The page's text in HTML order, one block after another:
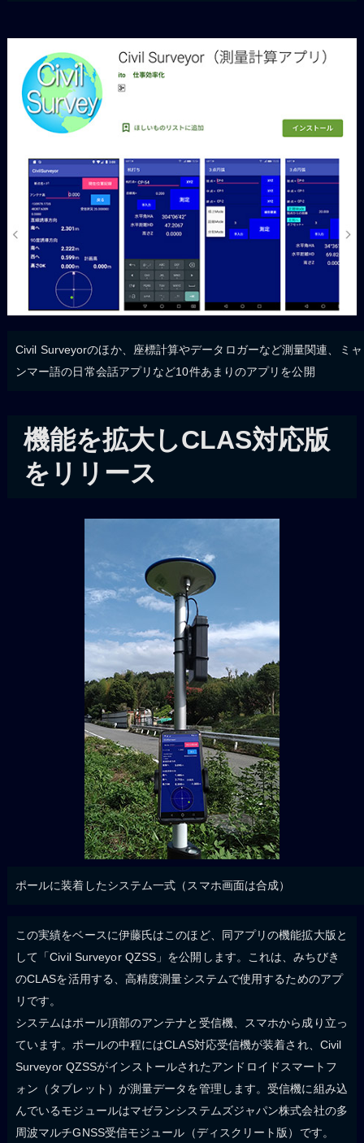
Civil Surveyorのほか、座標計算やデータロガーなど測量関連、ミャ
ンマー語の日常会話アプリなど10件あまりのアプリを公開
機能を拡大しCLAS対応版
をリリース
ポールに装着したシステム一式（スマホ画面は合成）
この実績をベースに伊藤氏はこのほど、同アプリの機能拡大版と
して「Civil Surveyor QZSS」を公開します。これは、みちびき
のCLASを活用する、高精度測量システムで使用するためのアプ
リです。
システムはポール頂部のアンテナと受信機、スマホから成り立っ
ています。ポールの中程にはCLAS対応受信機が装着され、Civil
Surveyor QZSSがインストールされたアンドロイドスマートフ
ォン（タブレット）が測量データを管理します。受信機に組み込
んでいるモジュールはマゼランシステムズジャパン株式会社の多
周波マルチGNSS受信モジュール（ディスクリート版）です。